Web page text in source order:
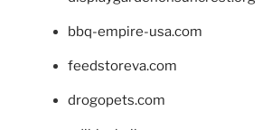
bbq-empire-usa.com
feedstoreva.com
drogopets.com